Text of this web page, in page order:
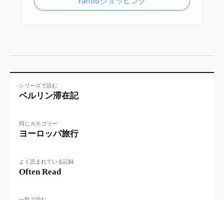
シリーズで読む
ベルリン滞在記
同じカテゴリー
ヨーロッパ旅行
よく読まれている記録
Often Read